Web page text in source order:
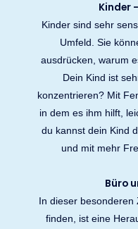
Kinder
Kinder sind sehr
Umfeld. Sie
ausdrücken, warum
Dein Kind ist
konzentrieren? Mit
in dem es ihm hilft,
du kannst dein Kind
und mit mehr
Büro
In dieser
finden, ist eine